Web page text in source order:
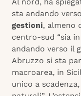
Al nord, ha
sta andando
gestioni, almeno
centro-sud “sia in
andando verso il
Abruzzo si sta
macroarea, in
unico a